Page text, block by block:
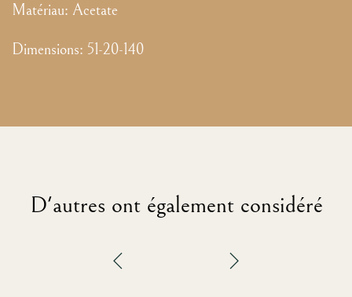
Matériau: Acetate
Dimensions: 51-20-140
D'autres ont également considéré